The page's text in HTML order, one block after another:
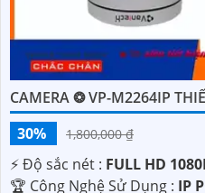
CAMERA ❂ VP-M2264IP
30%
1,800,000 ₫
️⚡ Độ sắc nét : FULL HD
🏆 Công Nghệ Sử Dụng : IP